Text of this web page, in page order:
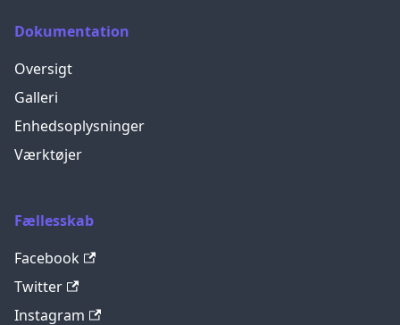
Dokumentation
Oversigt
Galleri
Enhedsoplysninger
Værktøjer
Fællesskab
Facebook
Twitter
Instagram